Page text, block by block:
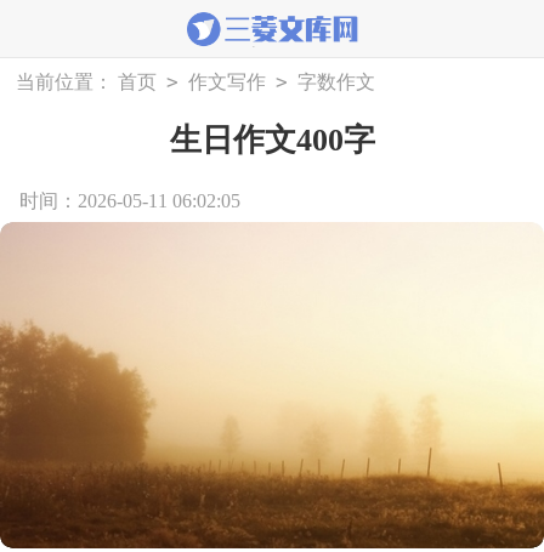
当前位置： 首页 > 作文写作 > 字数作文
生日作文400字
时间：2026-05-11 06:02:05